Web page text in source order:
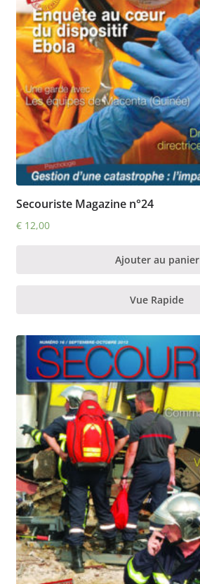
Secouriste Magazine n°24
€12,00
Ajouter au panier
Vue Rapide